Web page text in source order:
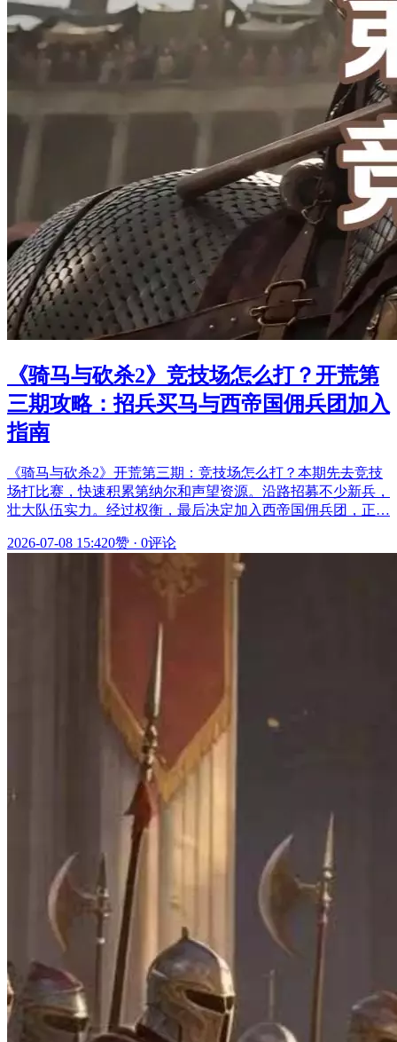
《骑马与砍杀2》竞技场怎么打？开荒第
三期攻略：招兵买马与西帝国佣兵团加入
指南
《骑马与砍杀2》开荒第三期：竞技场怎么打？本期先去竞技
场打比赛，快速积累第纳尔和声望资源。沿路招募不少新兵，
壮大队伍实力。经过权衡，最后决定加入西帝国佣兵团，正…
2026-07-08 15:420赞 · 0评论